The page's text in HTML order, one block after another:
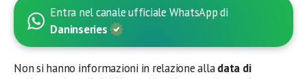
Entra nel canale ufficiale WhatsApp di
Daninseries
Non si hanno informazioni in relazione alladata di